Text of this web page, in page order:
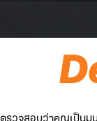
ตรวจสอบว่าคุณเป็นม